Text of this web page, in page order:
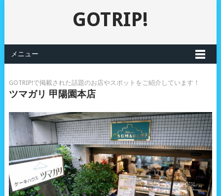
GOTRIP!
メニュー
GOTRIP!で掲載された話題のお店やスポットをご紹介しています！
ツマガリ 甲陽園本店